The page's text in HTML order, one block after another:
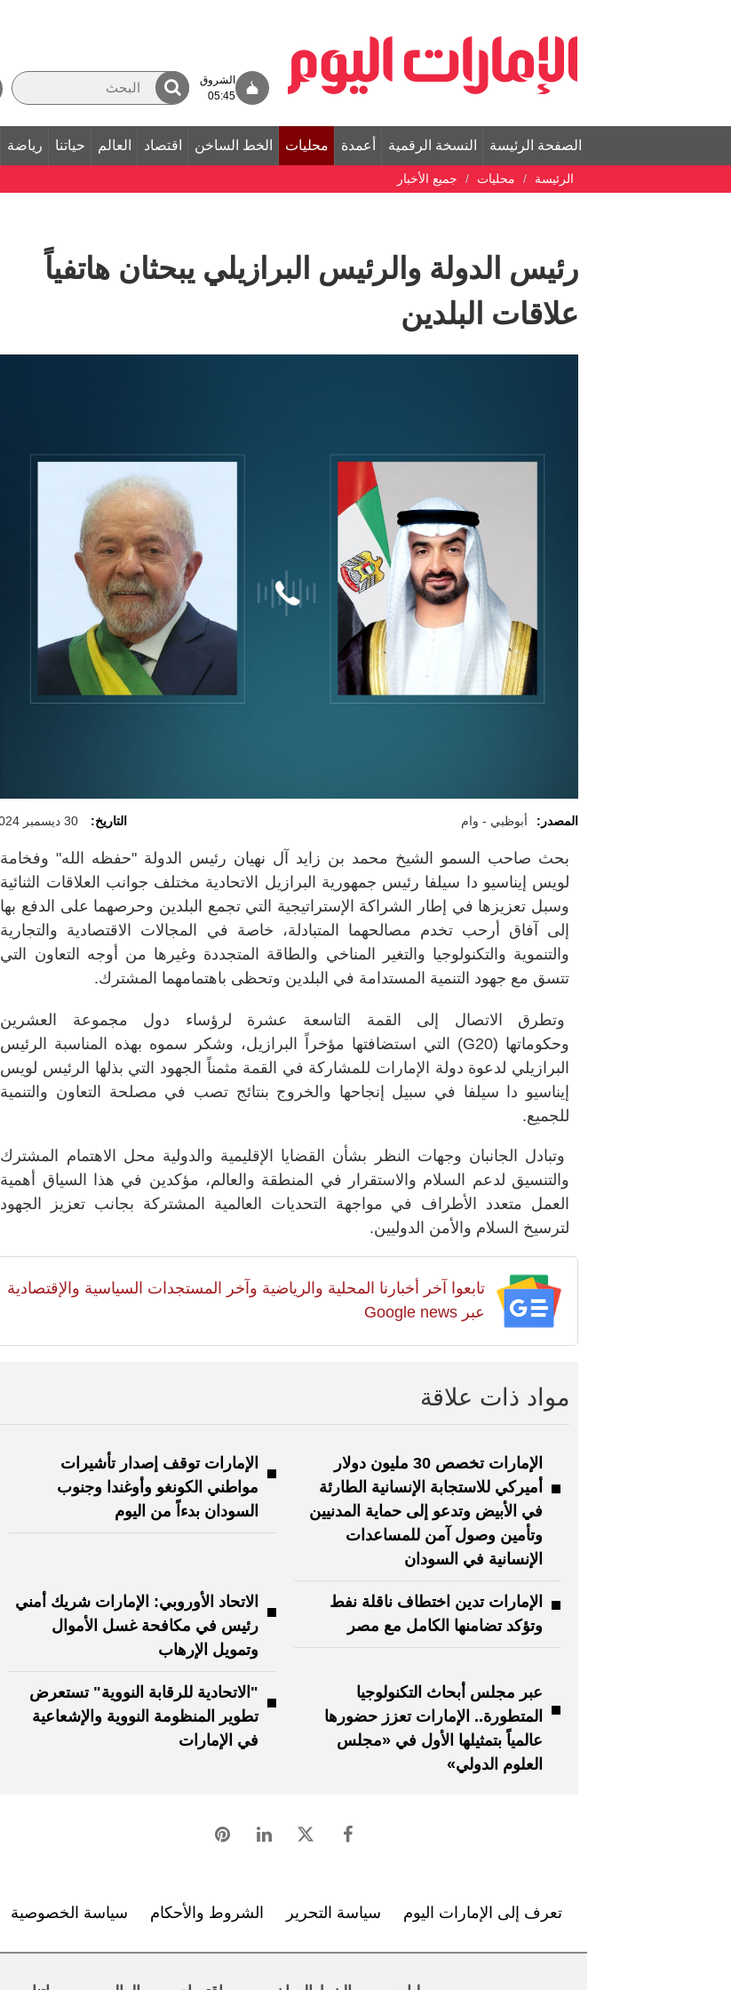
الشروق
05:45
الصفحة الرئيسة النسخة الرقمية أعمدة محليات الخط الساخن اقتصاد العالم حياتنا رياضة
الرئيسة محليات جميع الأخبار
رئيس الدولة والرئيس البرازيلي يبحثان هاتفياً
علاقات البلدين
المصدر: أبوظبي - وام التاريخ: 30 ديسمبر 2024
بحث صاحب السمو الشيخ محمد بن زايد آل نهيان رئيس الدولة "حفظه الله" وفخامة
لويس إيناسيو دا سيلفا رئيس جمهورية البرازيل الاتحادية مختلف جوانب العلاقات الثنائية
وسبل تعزيزها في إطار الشراكة الإستراتيجية التي تجمع البلدين وحرصهما على الدفع بها
إلى آفاق أرحب تخدم مصالحهما المتبادلة، خاصة في المجالات الاقتصادية والتجارية
والتنموية والتكنولوجيا والتغير المناخي والطاقة المتجددة وغيرها من أوجه التعاون التي
تتسق مع جهود التنمية المستدامة في البلدين وتحظى باهتمامهما المشترك.
وتطرق الاتصال إلى القمة التاسعة عشرة لرؤساء دول مجموعة العشرين
وحكوماتها (G20) التي استضافتها مؤخراً البرازيل، وشكر سموه بهذه المناسبة الرئيس
البرازيلي لدعوة دولة الإمارات للمشاركة في القمة مثمناً الجهود التي بذلها الرئيس لويس
إيناسيو دا سيلفا في سبيل إنجاحها والخروج بنتائج تصب في مصلحة التعاون والتنمية
للجميع.
وتبادل الجانبان وجهات النظر بشأن القضايا الإقليمية والدولية محل الاهتمام المشترك
والتنسيق لدعم السلام والاستقرار في المنطقة والعالم، مؤكدين في هذا السياق أهمية
العمل متعدد الأطراف في مواجهة التحديات العالمية المشتركة بجانب تعزيز الجهود
لترسيخ السلام والأمن الدوليين.
تابعوا آخر أخبارنا المحلية والرياضية وآخر المستجدات السياسية والإقتصادية
عبر Google news
مواد ذات علاقة
الإمارات تخصص 30 مليون دولار
أميركي للاستجابة الإنسانية الطارئة
في الأبيض وتدعو إلى حماية المدنيين
وتأمين وصول آمن للمساعدات
الإنسانية في السودان
الإمارات توقف إصدار تأشيرات
مواطني الكونغو وأوغندا وجنوب
السودان بدءاً من اليوم
الإمارات تدين اختطاف ناقلة نفط
وتؤكد تضامنها الكامل مع مصر
الاتحاد الأوروبي: الإمارات شريك أمني
رئيس في مكافحة غسل الأموال
وتمويل الإرهاب
عبر مجلس أبحاث التكنولوجيا
المتطورة.. الإمارات تعزز حضورها
عالمياً بتمثيلها الأول في «مجلس
العلوم الدولي»
"الاتحادية للرقابة النووية" تستعرض
تطوير المنظومة النووية والإشعاعية
في الإمارات
تعرف إلى الإمارات اليوم سياسة التحرير الشروط والأحكام سياسة الخصوصية